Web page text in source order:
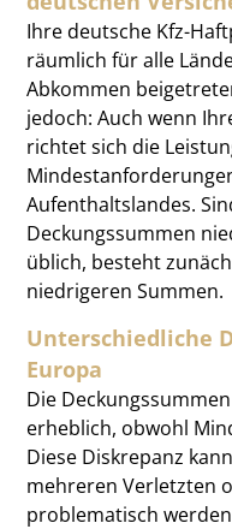
Ihre deutsche Kfz-
räumlich für alle
Abkommen
jedoch: Auch wenn
richtet sich die
Aufenthaltslandes.
Deckungssummen
üblich, besteht
niedrigeren Summen.
Unterschiedliche
Europa
Die
erheblich, obwohl
Diese Diskrepanz
mehreren Verletzten
problematisch